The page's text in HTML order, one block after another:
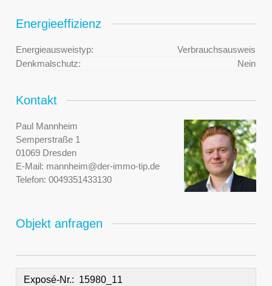
Energieeffizienz
Energieausweistyp:
Verbrauchsausweis
Denkmalschutz:
Nein
Kontakt
Paul Mannheim
Semperstraße 1
01069 Dresden
E-Mail: mannheim@der-immo-tip.de
Telefon: 0049351433130
Objekt anfragen
Exposé-Nr.: